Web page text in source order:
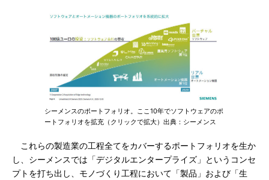
シーメンスのポートフォリオ。ここ10年でソフトウェアのポ
ートフォリオを拡充（クリックで拡大）出典：シーメンス
これらの製造業の工程全てをカバーするポートフォリオを生か
し、シーメンスでは「デジタルエンタープライズ」というコンセ
プトを打ち出し、モノづくり工程において「製品」および「生